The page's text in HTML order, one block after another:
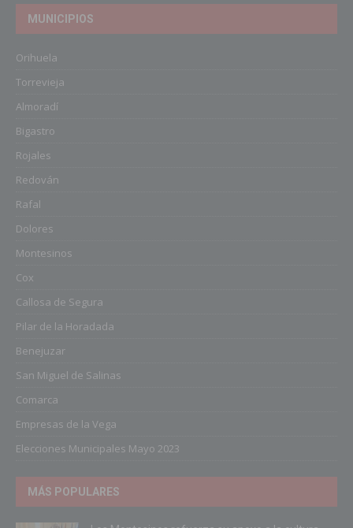
MUNICIPIOS
Orihuela
Torrevieja
Almoradí
Bigastro
Rojales
Redován
Rafal
Dolores
Montesinos
Cox
Callosa de Segura
Pilar de la Horadada
Benejuzar
San Miguel de Salinas
Comarca
Empresas de la Vega
Elecciones Municipales Mayo 2023
MÁS POPULARES